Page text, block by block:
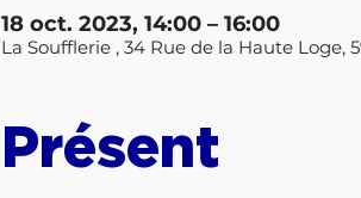
18 oct. 2023, 14:00 – 16:00
La Soufflerie , 34 Rue de la Haute
Présent